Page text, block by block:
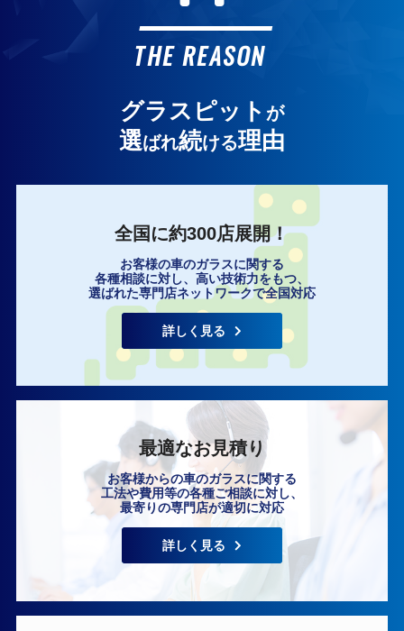
いますぐ無料相談
THE REASON
グラスピット が
選ばれ続ける理由
全国に約300店展開！
お客様の車のガラスに関する
各種相談に対し、高い技術力をもつ、
選ばれた専門店ネットワークで全国対応
詳しく見る
最適なお見積り
お客様からの車のガラスに関する
工法や費用等の各種ご相談に対し、
最寄りの専門店が適切に対応
詳しく見る